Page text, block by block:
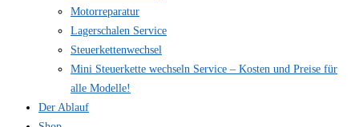
Motorreparatur
Lagerschalen Service
Steuerkettenwechsel
Mini Steuer­kette wechseln Service – Kosten und Preise für
alle Modelle!
Der Ablauf